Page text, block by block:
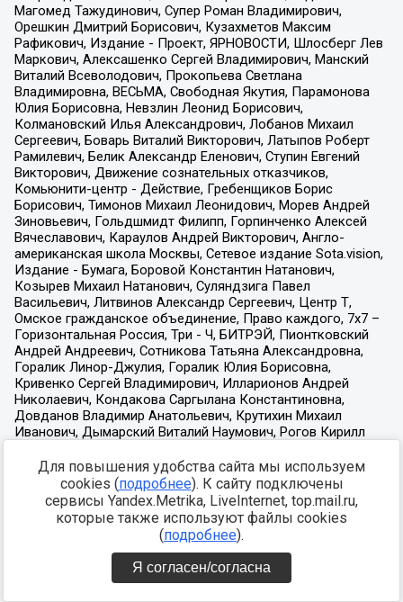
Для повышения удобства сайта мы используем
cookies (подробнее). К сайту подключены
сервисы Yandex.Metrika, LiveInternet, top.mail.ru,
которые также используют файлы cookies
(подробнее).
Я согласен/согласна